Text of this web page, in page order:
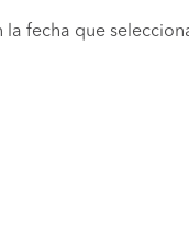
fecha que